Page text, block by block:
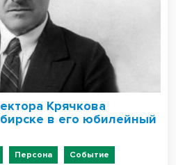
Крячкова
в его юбилейный
Персона Событие